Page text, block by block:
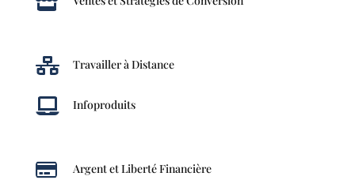
 Travailler à Distance
 Infoproduits
 Argent et Liberté Financière